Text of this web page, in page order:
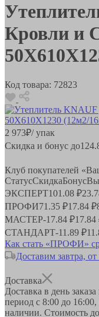
Кровли и
Код товара: 72823
2 973₽/ упак
Скидка и бонус до
Клуб покупателей
СтатусСкидкаБонус
ЭКСПЕРТ101.08 ₽
ПРОФИ71.35 ₽17.84 ₽
МАСТЕР-17.84 ₽17.84
СТАНДАРТ-11.89 ₽
Как стать «ПРОФИ»
Доставим завтра,
Доставка
Доставка в день
период с 8:00 до 16:00,
наличии. Стоимость